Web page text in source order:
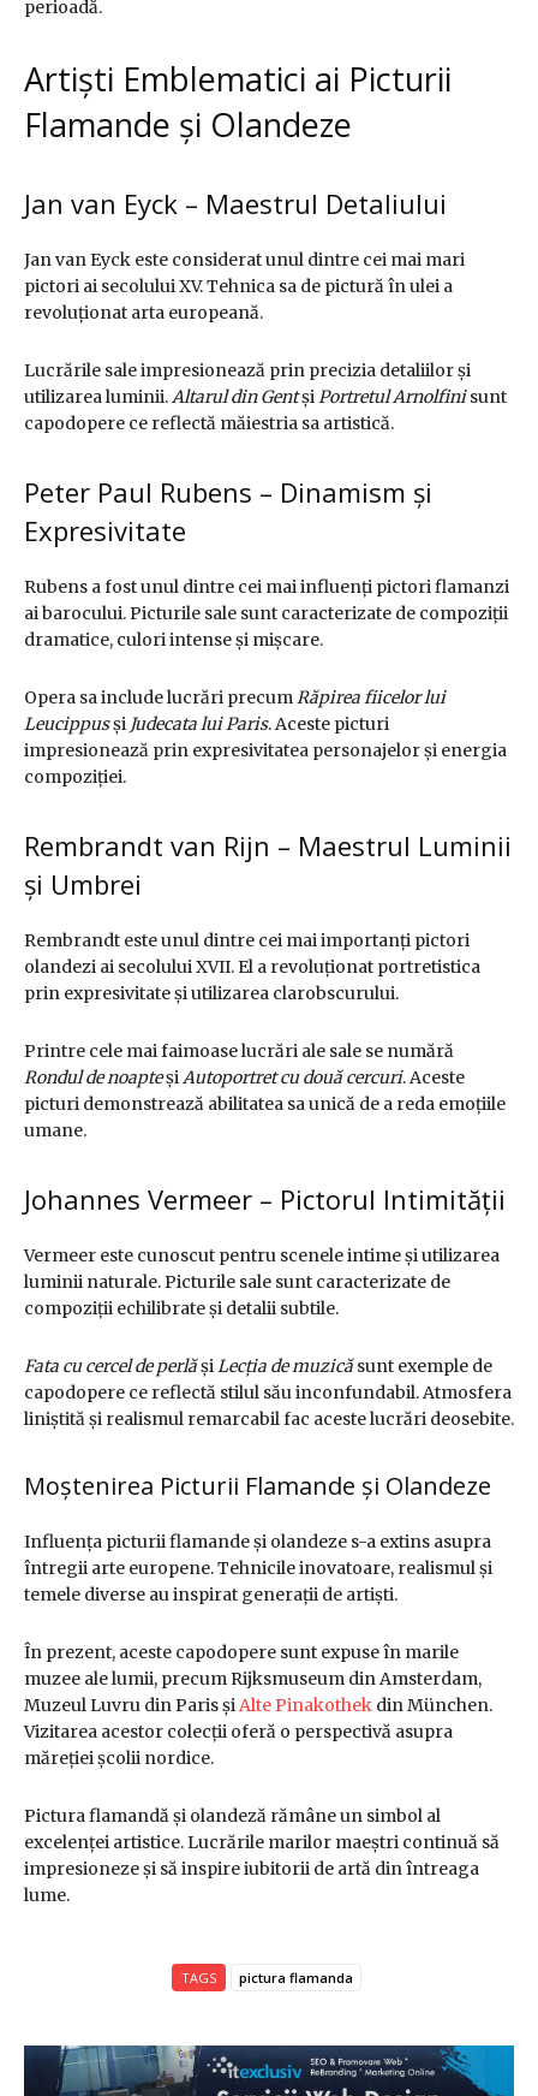
perioadă.
Artiști Emblematici ai Picturii
Flamande și Olandeze
Jan van Eyck – Maestrul Detaliului
Jan van Eyck este considerat unul dintre cei mai mari
pictori ai secolului XV. Tehnica sa de pictură în ulei a
revoluționat arta europeană.
Lucrările sale impresionează prin precizia detaliilor și
utilizarea luminii. Altarul din Gentși Portretul Arnolfinisunt
capodopere ce reflectă măiestria sa artistică.
Peter Paul Rubens – Dinamism și
Expresivitate
Rubens a fost unul dintre cei mai influenți pictori flamanzi
ai barocului. Picturile sale sunt caracterizate de compoziții
dramatice, culori intense și mișcare.
Opera sa include lucrări precum Răpirea fiicelor lui
Leucippusși Judecata lui Paris. Aceste picturi
impresionează prin expresivitatea personajelor și energia
compoziției.
Rembrandt van Rijn – Maestrul Luminii
și Umbrei
Rembrandt este unul dintre cei mai importanți pictori
olandezi ai secolului XVII. El a revoluționat portretistica
prin expresivitate și utilizarea clarobscurului.
Printre cele mai faimoase lucrări ale sale se numără
Rondul de noapteși Autoportret cu două cercuri. Aceste
picturi demonstrează abilitatea sa unică de a reda emoțiile
umane.
Johannes Vermeer – Pictorul Intimității
Vermeer este cunoscut pentru scenele intime și utilizarea
luminii naturale. Picturile sale sunt caracterizate de
compoziții echilibrate și detalii subtile.
Fata cu cercel de perlăși Lecția de muzicăsunt exemple de
capodopere ce reflectă stilul său inconfundabil. Atmosfera
liniștită și realismul remarcabil fac aceste lucrări deosebite.
Moștenirea Picturii Flamande și Olandeze
Influența picturii flamande și olandeze s-a extins asupra
întregii arte europene. Tehnicile inovatoare, realismul și
temele diverse au inspirat generații de artiști.
În prezent, aceste capodopere sunt expuse în marile
muzee ale lumii, precum Rijksmuseum din Amsterdam,
Muzeul Luvru din Paris și Alte Pinakothek din München.
Vizitarea acestor colecții oferă o perspectivă asupra
măreției școlii nordice.
Pictura flamandă și olandeză rămâne un simbol al
excelenței artistice. Lucrările marilor maeștri continuă să
impresioneze și să inspire iubitorii de artă din întreaga
lume.
TAGS pictura flamanda